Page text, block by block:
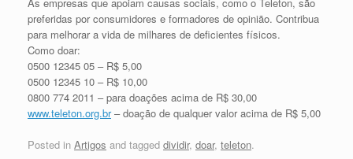
preferidas por consumidores e formadores de opinião. Contribua
para melhorar a vida de milhares de deficientes físicos.
Como doar:
0500 12345 05 – R$ 5,00
0500 12345 10 – R$ 10,00
0800 774 2011 – para doações acima de R$ 30,00
www.teleton.org.br– doação de qualquer valor acima de R$ 5,00
Posted in Artigos and tagged dividir, doar, teleton.